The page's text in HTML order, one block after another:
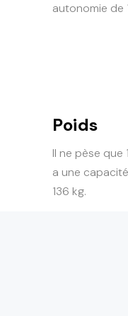
autonomie de
Poids
Il ne pèse
a une
136 kg.